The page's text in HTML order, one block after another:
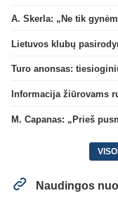
A. Skerla: „Ne tik
Turo anonsas:
Informacija žiūrovams
Naudingos